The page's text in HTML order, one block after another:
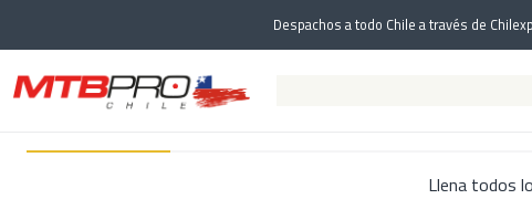
Despachos a todo Chile a través de
Llena todos